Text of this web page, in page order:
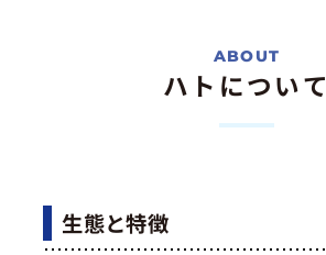
ハトについて
生態と特徴